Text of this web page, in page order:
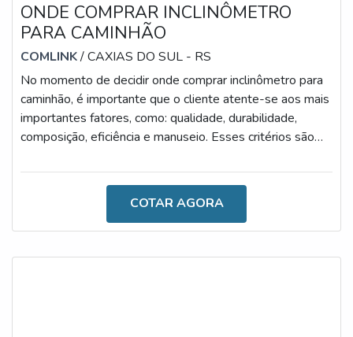
ONDE COMPRAR INCLINÔMETRO
PARA CAMINHÃO
COMLINK/ CAXIAS DO SUL - RS
No momento de decidir onde comprar inclinômetro para
caminhão, é importante que o cliente atente-se aos mais
importantes fatores, como: qualidade, durabilidade,
composição, eficiência e manuseio. Esses critérios são
produto deve ser altamente eficiente e versátil.AS
inclinômetro próprio para caminhão é um artefato
indispensável para a rotina de trabalho de empresas que
COTAR AGORA